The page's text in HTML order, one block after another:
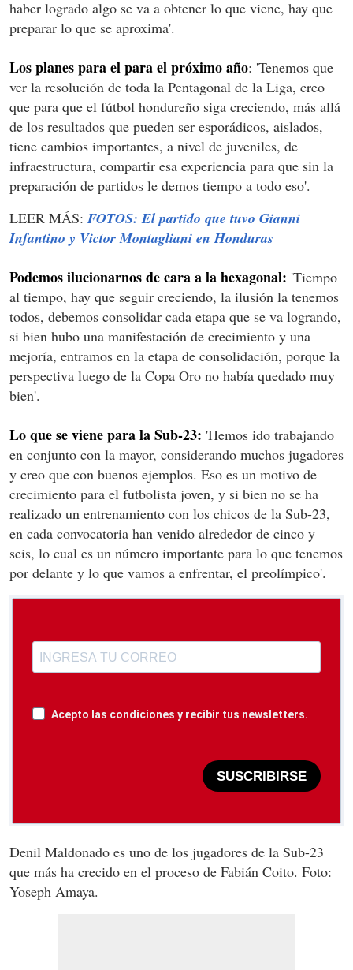
haber logrado algo se va a obtener lo que viene, hay que
preparar lo que se aproxima'.
Los planes para el para el próximo año: 'Tenemos que
ver la resolución de toda la Pentagonal de la Liga, creo
que para que el fútbol hondureño siga creciendo, más allá
de los resultados que pueden ser esporádicos, aislados,
tiene cambios importantes, a nivel de juveniles, de
infraestructura, compartir esa experiencia para que sin la
preparación de partidos le demos tiempo a todo eso'.
LEER MÁS: FOTOS: El partido que tuvo Gianni
Infantino y Victor Montagliani en Honduras
Podemos ilucionarnos de cara a la hexagonal: 'Tiempo
al tiempo, hay que seguir creciendo, la ilusión la tenemos
todos, debemos consolidar cada etapa que se va logrando,
si bien hubo una manifestación de crecimiento y una
mejoría, entramos en la etapa de consolidación, porque la
perspectiva luego de la Copa Oro no había quedado muy
bien'.
Lo que se viene para la Sub-23: 'Hemos ido trabajando
en conjunto con la mayor, considerando muchos jugadores
y creo que con buenos ejemplos. Eso es un motivo de
crecimiento para el futbolista joven, y si bien no se ha
realizado un entrenamiento con los chicos de la Sub-23,
en cada convocatoria han venido alrededor de cinco y
seis, lo cual es un número importante para lo que tenemos
por delante y lo que vamos a enfrentar, el preolímpico'.
Acepto las condiciones y recibir tus newsletters.
SUSCRIBIRSE
Denil Maldonado es uno de los jugadores de la Sub-23
que más ha crecido en el proceso de Fabián Coito. Foto:
Yoseph Amaya.